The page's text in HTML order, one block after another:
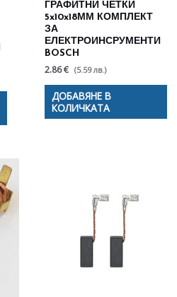
ГРАФИТНИ ЧЕТКИ
5x10x18ММ КОМПЛЕКТ
ЗА
ЕЛЕКТРОИНСРУМЕНТИ
BOSCH
2.86 € (5.59 лв.)
ДОБАВЯНЕ В
КОЛИЧКАТА